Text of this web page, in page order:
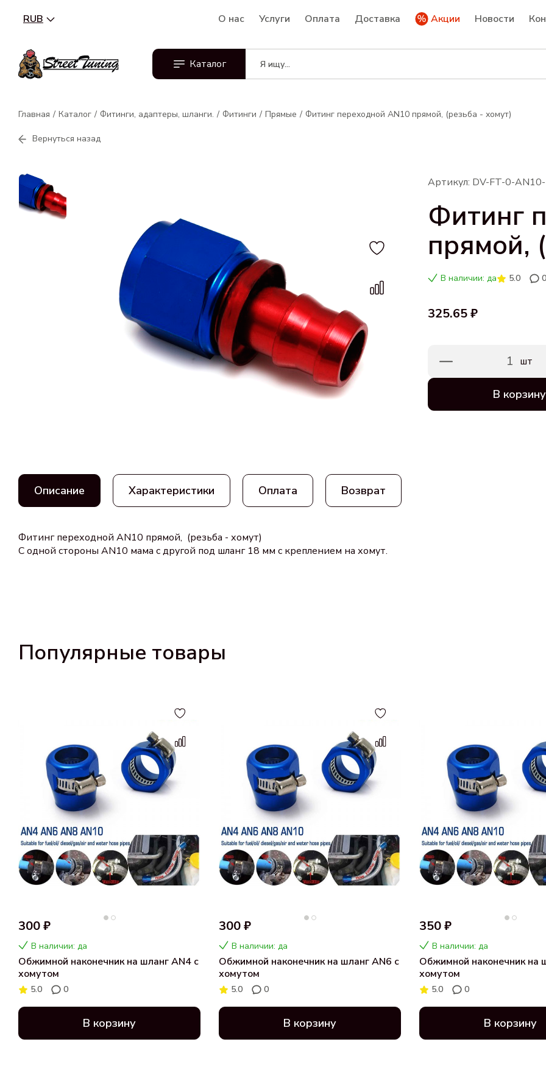
RUB О нас Услуги Оплата Доставка Акции Новости
Каталог
Главная Каталог Фитинги, адаптеры, шланги. Фитинги Прямые Фитинг переходной AN10 прямой, (резьба - хомут)
Вернуться назад
Артикул: DV-FT-0-
Фитинг
прямой,
В наличии: да 5.0 0
325.65 ₽
1 шт
В корзину
Описание Характеристики Оплата Возврат
Фитинг переходной AN10 прямой, (резьба - хомут)
C одной стороны AN10 мама с другой под шланг 18 мм с креплением на хомут.
Популярные товары
300 ₽
В наличии: да
Обжимной наконечник на шланг AN4 с
хомутом
5.0 0
В корзину
300 ₽
В наличии: да
Обжимной наконечник на шланг AN6 с
хомутом
5.0 0
В корзину
350 ₽
В наличии: да
Обжимной наконечник на
хомутом
5.0 0
В корзину